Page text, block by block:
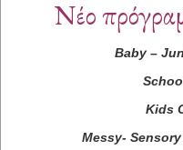
Νέο
Baby–
Kids
Messy- Sensory